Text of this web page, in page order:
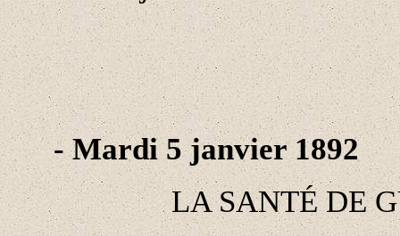
- Mardi 5 janvier 1892
LA SANTÉ DE